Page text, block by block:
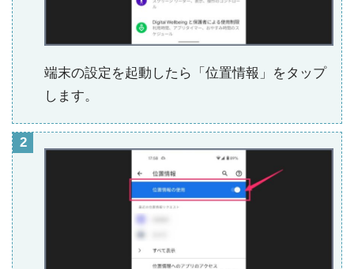
端末の設定を起動したら「位置情報」をタップ
します。